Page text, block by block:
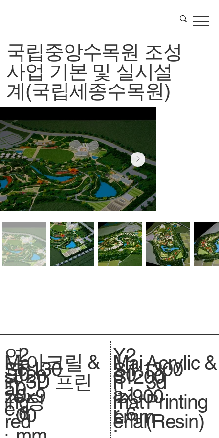
국립중앙수목원 조성
사업 기본 및 실시설
계(국립세종수목원)
연
도
:
2
0
1
6
Ma
in
ing
red
Sc
al
e.
아크릴 &
3D 프린
팅
1:130
0
si
ze
.
120
0x9
00
Y
e
a
r
:
Mai
n
mat
erial
S
.
S
iz
e.
2
0
1
6
1:1300
1200
x900
mm
Acrylic &
3d
Printing
(Resin)